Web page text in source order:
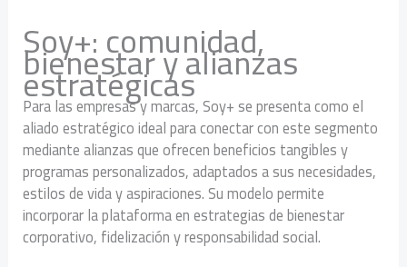
Soy+: comunidad,
bienestar y alianzas
estratégicas
Para las empresas y marcas, Soy+ se presenta como el
aliado estratégico ideal para conectar con este segmento
mediante alianzas que ofrecen beneficios tangibles y
programas personalizados, adaptados a sus necesidades,
estilos de vida y aspiraciones. Su modelo permite
incorporar la plataforma en estrategias de bienestar
corporativo, fidelización y responsabilidad social.